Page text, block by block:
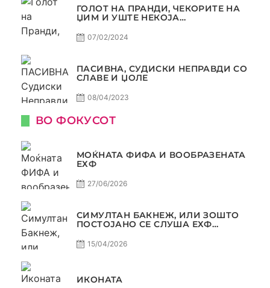
ГОЛОТ НА ПРАНДИ, ЧЕКОРИТЕ НА
ЏИМ И УШТЕ НЕКОЈА
САМО РАКОМЕТ
07/02/2024
ПАСИВНА, СУДИСКИ НЕПРАВДИ СО
СЛАВЕ И ЏОЛЕ
08/04/2023
ВО ФОКУСОТ
МОЌНАТА ФИФА И ВООБРАЗЕНАТА
ЕХФ
27/06/2026
СИМУЛТАН БАКНЕЖ, ИЛИ ЗОШТО
ПОСТОЈАНО СЕ СЛУША ЕХФ
15/04/2026
ИКОНАТА